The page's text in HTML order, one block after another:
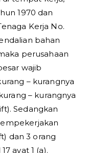
1970 dan
Kerja No.
bahan
perusahaan
wajib
– kurangnya
– kurangnya
Sedangkan
dan 3 orang
ayat 1 (a).